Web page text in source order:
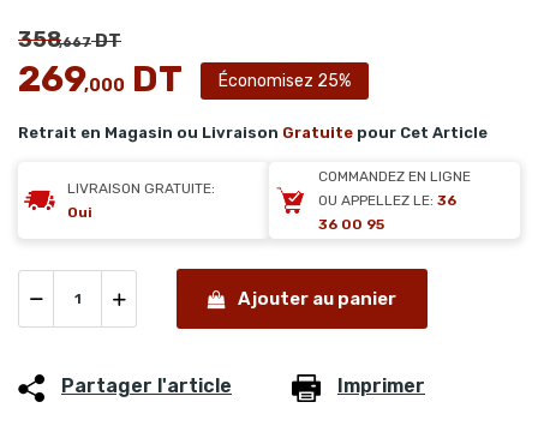
358,667DT
269,000 DT Économisez 25%
Retrait en Magasin ou Livraison Gratuite pour Cet Article
LIVRAISON GRATUITE:
Oui
COMMANDEZ EN LIGNE
OU APPELLEZ LE: 36
36 00 95
Ajouter au panier
Partager l'article Imprimer